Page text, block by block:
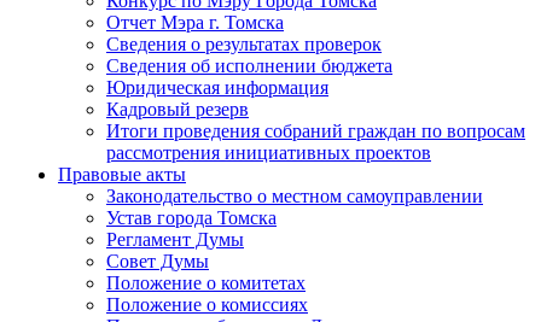
Отчет Мэра г. Томска
Сведения о результатах проверок
Сведения об исполнении бюджета
Юридическая информация
Кадровый резерв
Итоги проведения собраний граждан по вопросам
рассмотрения инициативных проектов
Правовые акты
Законодательство о местном самоуправлении
Устав города Томска
Регламент Думы
Совет Думы
Положение о комитетах
Положение о комиссиях